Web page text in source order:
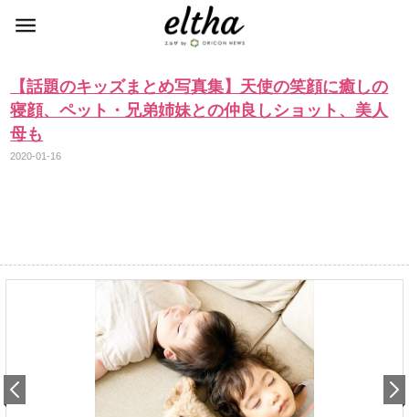
【話題のキッズまとめ写真集】天使の笑顔に癒しの
寝顔、ペット・兄弟姉妹との仲良しショット、美人
母も
2020-01-16